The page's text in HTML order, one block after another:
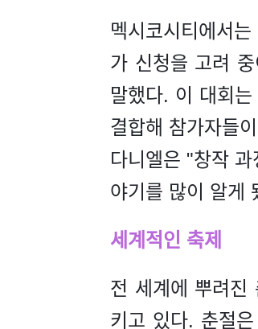
멕시코시티에서
가 신청을 고려
말했다. 이 대회
결합해 참가자들
다니엘은 "창작
야기를 많이 알게
세계적인 축제
전 세계에 뿌려진
키고 있다. 춘절